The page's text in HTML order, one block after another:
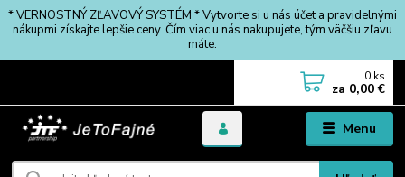
* VERNOSTNÝ ZĽAVOVÝ SYSTÉM * Vytvorte si u nás účet a pravidelnými
nákupmi získajte lepšie ceny. Čím viac u nás nakupujete, tým väčšiu zľavu
máte.
Menu
0 ks
za 0,00 €